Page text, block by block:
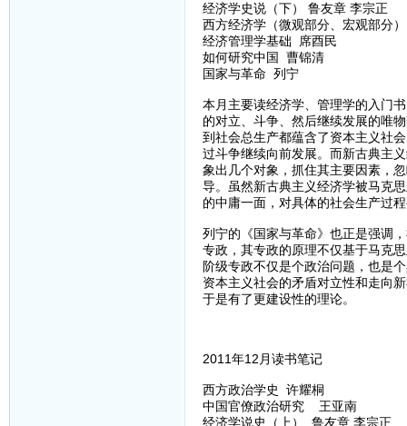
经济学史说（下） 鲁友章 李宗正
西方经济学（微观部分、宏观部分
经济管理学基础 席酉民
如何研究中国 曹锦清
国家与革命 列宁
本月主要读经济学、管理学的入门
的对立、斗争、然后继续发展的唯
到社会总生产都蕴含了资本主义社
过斗争继续向前发展。而新古典主
象出几个对象，抓住其主要因素，
导。虽然新古典主义经济学被马克
的中庸一面，对具体的社会生产过
列宁的《国家与革命》也正是强调
专政，其专政的原理不仅基于马克
阶级专政不仅是个政治问题，也是
资本主义社会的矛盾对立性和走向
于是有了更建设性的理论。
2011年12月读书笔记
西方政治学史 许耀桐
中国官僚政治研究 王亚南
经济学说史（上） 鲁友章 李宗正